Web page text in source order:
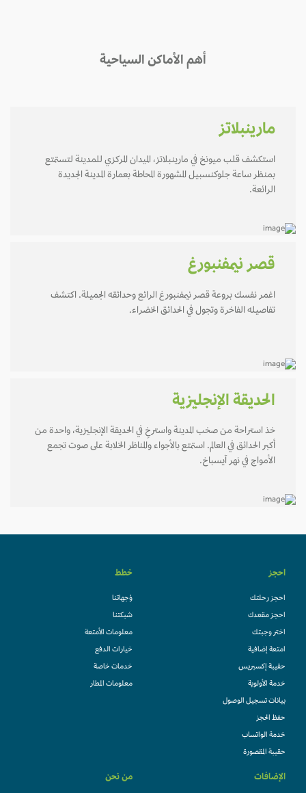
أهم الأماكن السياحية
مارينبلاتز
استكشف قلب ميونخ في مارينبلاتز، الميدان المركزي للمدينة لتستمتع
بمنظر ساعة جلوكنسبيل المشهورة المحاطة بعمارة المدينة الجديدة
الرائعة.
قصر نيمفنبورغ
اغمر نفسك بروعة قصر نيمفنبورغ الرائع وحدائقه الجميلة. اكتشف
تفاصيله الفاخرة وتجول في الحدائق الخضراء.
الحديقة الإنجليزية
خذ استراحة من صخب المدينة واسترخِ في الحديقة الإنجليزية، واحدة من
أكبر الحدائق في العالم. استمتع بالأجواء والمناظر الخلابة على صوت تجمع
الأمواج في نهر آيسباخ.
احجز
احجز رحلتك
احجز مقعدك
اختر وجبتك
امتعة إضافية
حقيبة إكسبريس
خدمة الأولوية
بيانات تسجيل الوصول
حفظ الحجز
خدمة الواتساب
حقيبة المقصورة
خطط
وُجهاتنا
شبكتنا
معلومات الأمتعة
خيارات الدفع
خدمات خاصة
معلومات المطار
الإضافات من نحن